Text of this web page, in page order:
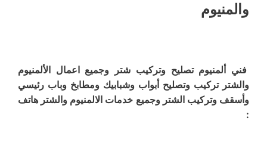
والمنيوم
فني ألمنيوم تصليح وتركيب شتر وجميع اعمال الألمنيوم
والشتر تركيب وتصليح أبواب وشبابيك ومطابخ وباب رئيسي
وأسقف وتركيب الشتر وجميع خدمات الالمنيوم والشتر هاتف
: